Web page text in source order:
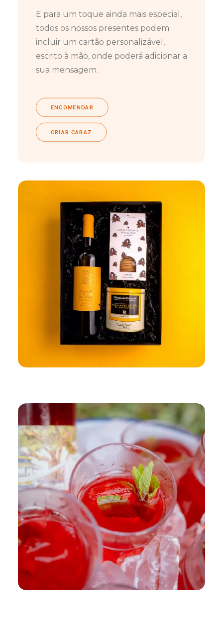
E para um toque ainda mais especial,
todos os nossos presentes podem
incluir um cartão personalizável,
escrito à mão, onde poderá adicionar a
sua mensagem.
ENCOMENDAR
CRIAR CABAZ